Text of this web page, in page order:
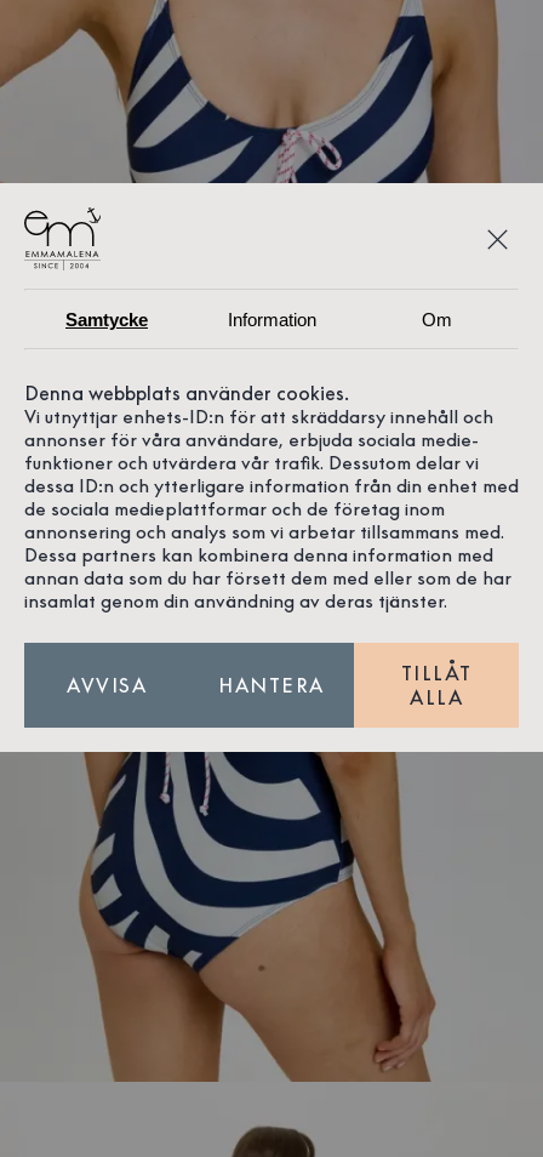
Samtycke Information Om
Denna webbplats använder cookies.
Vi utnyttjar enhets-ID:n för att skräddarsy innehåll och
annonser för våra användare, erbjuda sociala medie-
funktioner och utvärdera vår trafik. Dessutom delar vi
dessa ID:n och ytterligare information från din enhet med
de sociala medieplattformar och de företag inom
annonsering och analys som vi arbetar tillsammans med.
Dessa partners kan kombinera denna information med
annan data som du har försett dem med eller som de har
insamlat genom din användning av deras tjänster.
AVVISA HANTERA
TILLÅT
ALLA